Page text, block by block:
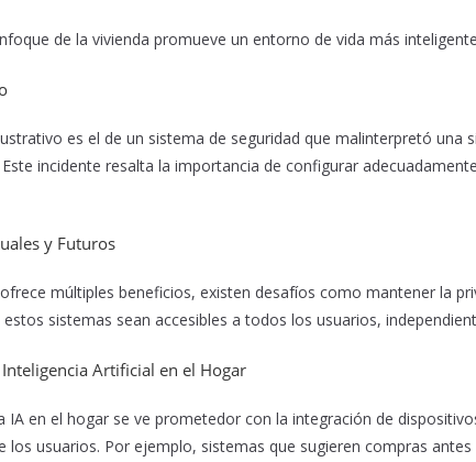
de la vivienda promueve un entorno de vida más
es el de un sistema de seguridad que malinterpretó una
incidente resalta la importancia de configurar
y Futuros
múltiples beneficios, existen desafíos como mantener la
sistemas sean accesibles a todos los usuarios,
Artificial en el Hogar
IA en el hogar se ve prometedor con la integración de
los usuarios. Por ejemplo, sistemas que sugieren compras